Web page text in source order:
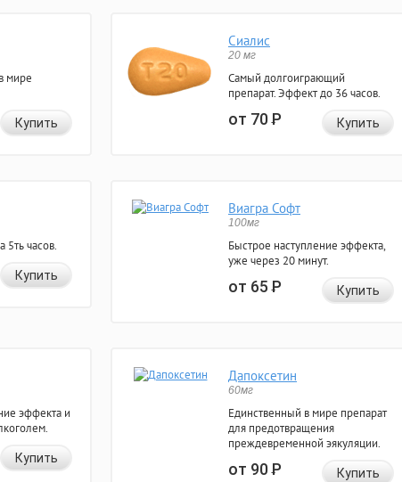
мире
Купить
Сиалис
20 мг
Самый долгоиграющий
препарат. Эффект до 36 часов.
от 70Р Купить
часов.
Купить
Виагра Софт
100мг
Быстрое наступление эффекта,
уже через 20 минут.
от 65Р Купить
эффекта и
Купить
Дапоксетин
60мг
Единственный в мире препарат
для предотвращения
преждевременной эякуляции.
от 90Р Купить